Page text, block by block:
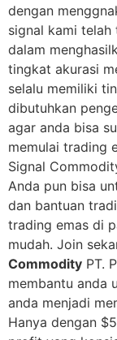
dengan
signal kami
dalam
tingkat akurasi
selalu memiliki
dibutuhkan
agar anda bisa
memulai trading
Signal
Anda pun bisa
dan bantuan
trading emas di
mudah. Join
Commodity PT.
membantu anda
anda menjadi
Hanya dengan